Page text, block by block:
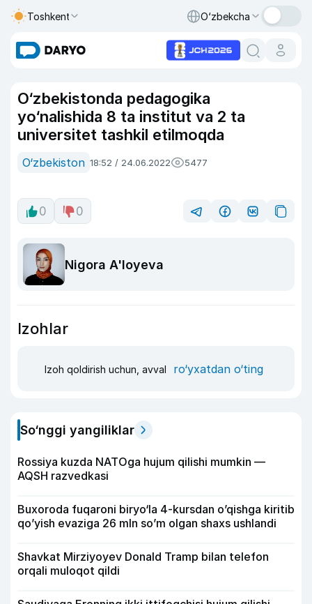
Toshkent O‘zbekcha
O‘zbekistonda pedagogika
yo‘nalishida 8 ta institut va 2 ta
universitet tashkil etilmoqda
O‘zbekiston 18:52 / 24.06.2022 5477
0 0
Nigora A'loyeva
Izohlar
Izoh qoldirish uchun, avval ro‘yxatdan o‘ting
So‘nggi yangiliklar
Rossiya kuzda NATOga hujum qilishi mumkin —
AQSH razvedkasi
Buxoroda fuqaroni biryo‘la 4-kursdan o’qishga kiritib
qo’yish evaziga 26 mln so’m olgan shaxs ushlandi
Shavkat Mirziyoyev Donald Tramp bilan telefon
orqali muloqot qildi